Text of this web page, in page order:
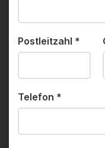
Postleitzahl *
Telefon *